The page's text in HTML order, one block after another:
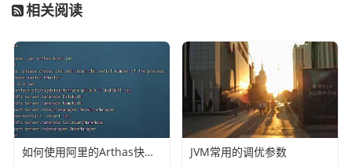
一、定义规则
如果
年龄 大于等于 18 并且 性别 等于 "男"
那么
输出("用戶已成年")
否则
输出("用户未成年")
相关阅读
如何使用阿里的Arthas快速定位正在线上运行的程序问题 JVM常用的调优参数